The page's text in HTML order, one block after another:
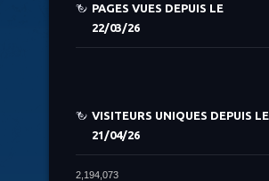
PAGES VUES DEPUIS LE
22/03/26
VISITEURS UNIQUES DEPUIS LE
21/04/26
2,194,073